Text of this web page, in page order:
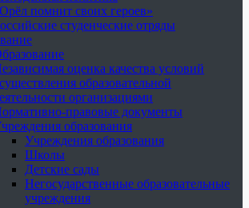
помнит своих героев»
студенческие отряды
оценка качества условий
образовательной
организациями
правовые документы
образования
Учреждения образования
Школы
Детские сады
Негосударственные образовательные
учреждения